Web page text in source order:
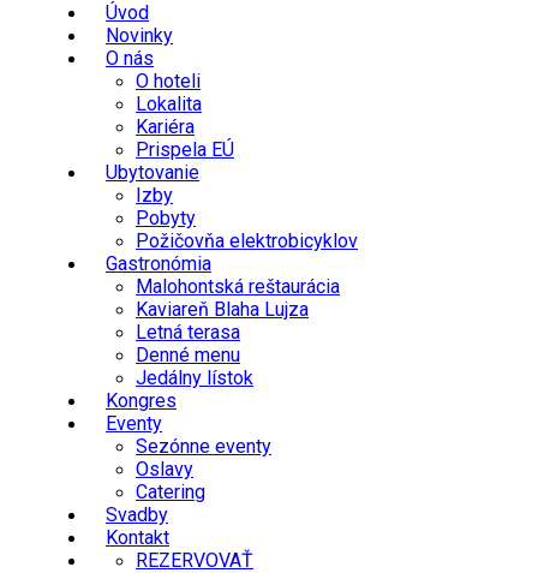
Úvod
Novinky
O nás
O hoteli
Lokalita
Kariéra
Prispela EÚ
Ubytovanie
Izby
Pobyty
Požičovňa elektrobicyklov
Gastronómia
Malohontská reštaurácia
Kaviareň Blaha Lujza
Letná terasa
Denné menu
Jedálny lístok
Kongres
Eventy
Sezónne eventy
Oslavy
Catering
Svadby
Kontakt
REZERVOVAŤ